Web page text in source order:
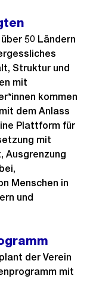
50 Ländern
Struktur und
mit
kommen
dem Anlass
Plattform für
mit
Ausgrenzung
Menschen in
und
der Verein
mit